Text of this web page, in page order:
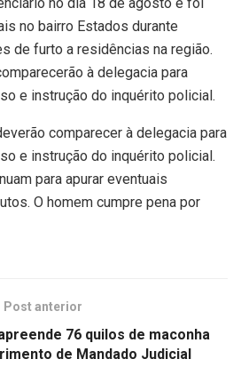
no bairro Estados durante
de furto a residências na região.
à delegacia para
e instrução do inquérito policial.
comparecer à delegacia para
e instrução do inquérito policial.
para apurar eventuais
O homem cumpre pena por
Post anterior
76 quilos de maconha
de Mandado Judicial